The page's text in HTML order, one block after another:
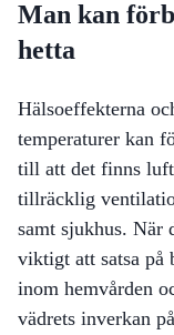
Man kan
hetta
Hälsoeffekterna
temperaturer kan
till att det finns
tillräcklig
samt sjukhus. När
viktigt att satsa på
inom hemvården
vädrets inverkan